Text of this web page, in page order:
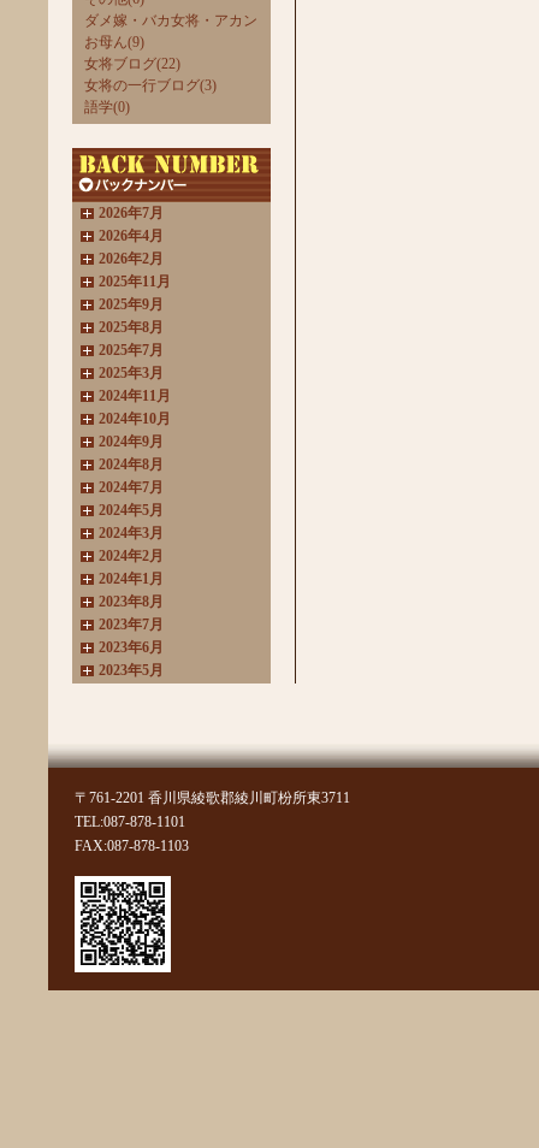
ダメ嫁・バカ女将・アカン
お母ん(9)
女将ブログ(22)
女将の一行ブログ(3)
語学(0)
2026年7月
2026年4月
2026年2月
2025年11月
2025年9月
2025年8月
2025年7月
2025年3月
2024年11月
2024年10月
2024年9月
2024年8月
2024年7月
2024年5月
2024年3月
2024年2月
2024年1月
2023年8月
2023年7月
2023年6月
2023年5月
2022年10月
2022年7月
2022年6月
2022年4月
2022年3月
2022年2月
2022年1月
2021年11月
2021年10月
2021年9月
〒761-2201 香川県綾歌郡綾川町枌所東3711
TEL:087-878-1101
FAX:087-878-1103